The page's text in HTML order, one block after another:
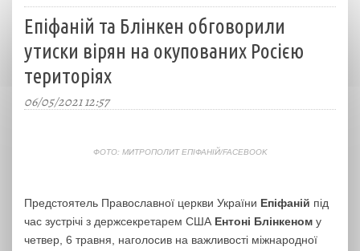
Епіфаній та Блінкен обговорили
утиски вірян на окупованих Росією
територіях
06/05/2021 12:57
ФОТО: МИТРОПОЛИТ ЕПІФАНІЙ/FACEBOOK
Предстоятель Православної церкви України Епіфаній під
час зустрічі з держсекретарем США Ентоні Блінкеном у
четвер, 6 травня, наголосив на важливості міжнародної